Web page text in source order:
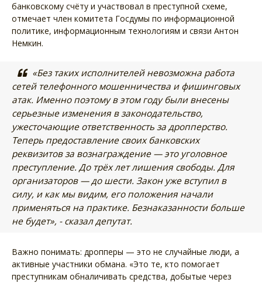
банковскому счёту и участвовал в преступной схеме,
отмечает член комитета Госдумы по информационной
политике, информационным технологиям и связи Антон
Немкин.
«Без таких исполнителей невозможна работа
сетей телефонного мошенничества и фишинговых
атак. Именно поэтому в этом году были внесены
серьезные изменения в законодательство,
ужесточающие ответственность за дропперство.
Теперь предоставление своих банковских
реквизитов за вознаграждение — это уголовное
преступление. До трёх лет лишения свободы. Для
организаторов — до шести. Закон уже вступил в
силу, и как мы видим, его положения начали
применяться на практике. Безнаказанности больше
не будет», - сказал депутат.
Важно понимать: дропперы — это не случайные люди, а
активные участники обмана. «Это те, кто помогает
преступникам обналичивать средства, добытые через